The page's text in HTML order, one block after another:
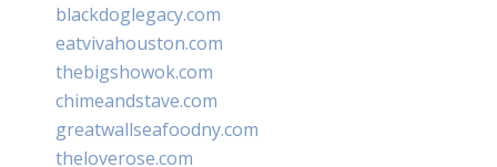
blackdoglegacy.com
eatvivahouston.com
thebigshowok.com
chimeandstave.com
greatwallseafoodny.com
theloverose.com